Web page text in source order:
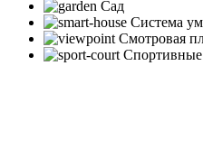
Сад
Система
Смотровая